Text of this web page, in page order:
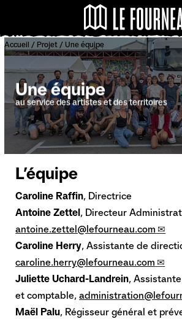
Panneau de gestion des cookies
Accueil / Projet / Une équipe
Une équipe
au service des artistes et des territoires
L’équipe
Caroline Raffin, Directrice
Antoine Zettel , Directeur
antoine.zettel@lefourneau.com
Caroline Herry, Assistante de
caroline.herry@lefourneau.com
Juliette Uchard-Landrein,
et comptable,
Maël Palu, Régisseur général et